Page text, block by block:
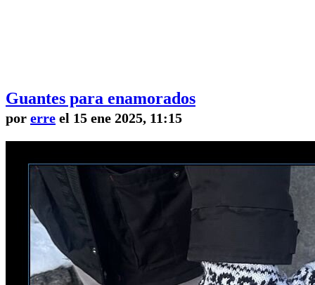
Guantes para enamorados
por erre el 15 ene 2025, 11:15